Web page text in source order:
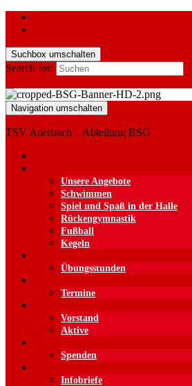
Suchbox umschalten
Search for:
Navigation umschalten
TSV Auerbach – Abteilung BSG
Unsere Angebote
Schwimmen
Spiel und Spaß in der Halle
Rückengymnastik
Fußball
Kegeln
Übungsstunden
Termine
Vorstand
Aktive
Spenden
Infobriefe